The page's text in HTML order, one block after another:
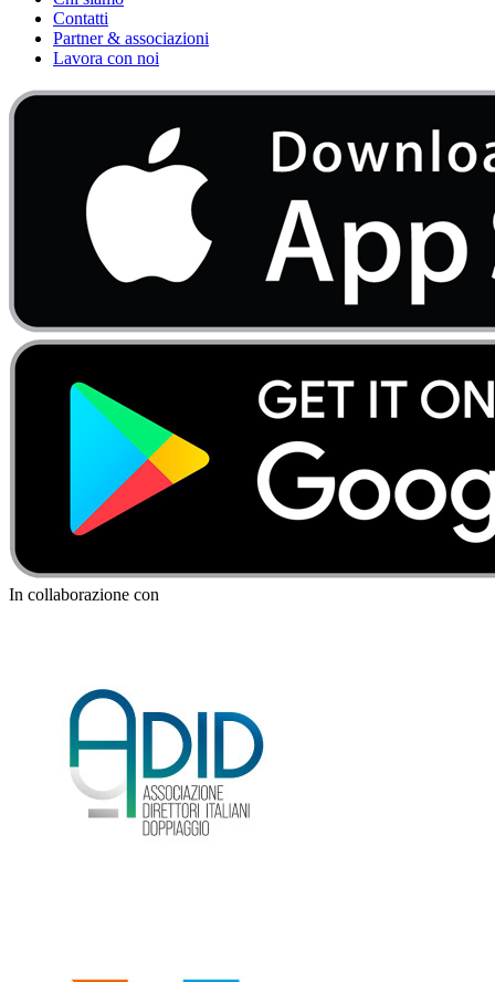
Contatti
Partner & associazioni
Lavora con noi
In collaborazione con